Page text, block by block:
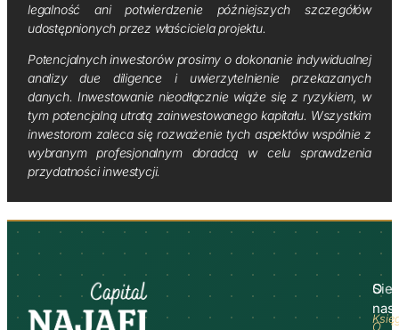
legalność ani potwierdzenie późniejszych szczegółów
udostępnionych przez właściciela projektu.
Potencjalnych inwestorów prosimy o dokonanie indywidualnej
analizy due diligence i uwierzytelnienie przekazanych
danych. Inwestowanie nieodłącznie wiąże się z ryzykiem, w
tym potencjalną utratą zainwestowanego kapitału. Wszystkim
inwestorom zaleca się rozważenie tych aspektów wspólnie z
wybranym profesjonalnym doradcą w celu sprawdzenia
przydatności inwestycji.
O
nas
O